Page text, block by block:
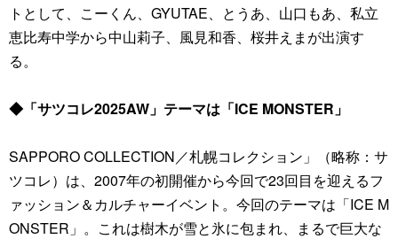
トとして、こーくん、GYUTAE、とうあ、山口もあ、私立
恵比寿中学から中山莉子、風見和香、桜井えまが出演す
る。
◆「サツコレ2025AW」テーマは「ICE MONSTER」
SAPPORO COLLECTION／札幌コレクション」（略称：サ
ツコレ）は、2007年の初開催から今回で23回目を迎えるフ
ァッション＆カルチャーイベント。今回のテーマは「ICE M
ONSTER」。これは樹木が雪と氷に包まれ、まるで巨大な